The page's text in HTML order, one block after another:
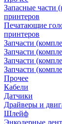
Запасные части
принтеров
Печатающие
принтеров
Запчасти
Запчасти
Запчасти
Запчасти
Прочее
Кабели
Датчики
Драйверы и
Шлейф
Энкодерные